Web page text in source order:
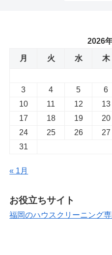
2026
月 火 水 木
3
4 5 6
10
11 12 13
17
18 19 20
24
25 26 27
31
« 1月
お役立ちサイト
福岡のハウスクリーニング